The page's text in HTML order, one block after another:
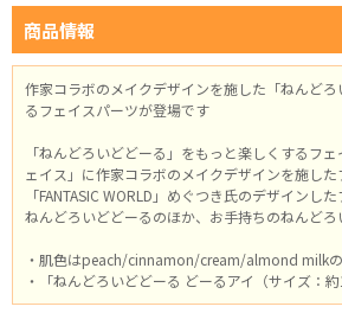
商品情報
作家コラボのメイクデザインを施した「ねんど
るフェイスパーツが登場です
「ねんどろいどどーる」をもっと楽しくするフ
ェイス」に作家コラボのメイクデザインを施した
「FANTASIC WORLD」めぐつき氏のデザインし
ねんどろいどどーるのほか、お手持ちのねんどろ
・肌色はpeach/cinnamon/cream/almond milk
・「ねんどろいどどーる どーるアイ（サイズ：